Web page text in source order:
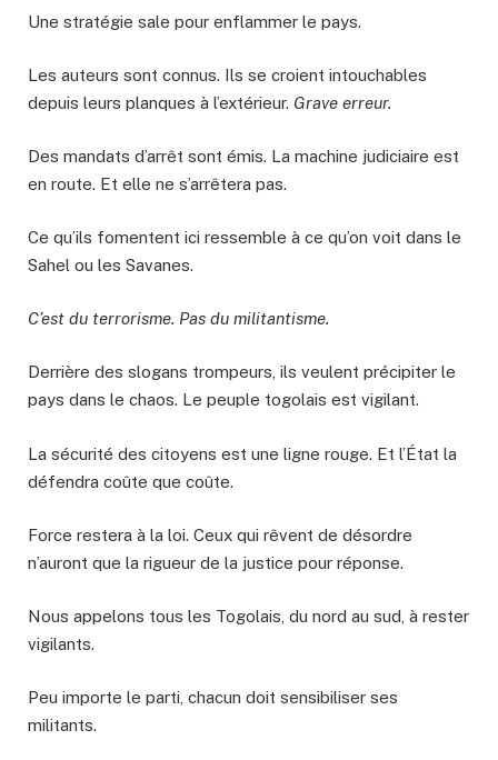
Une stratégie sale pour enflammer le pays.
Les auteurs sont connus. Ils se croient intouchables
depuis leurs planques à l’extérieur. Grave erreur.
Des mandats d’arrêt sont émis. La machine judiciaire est
en route. Et elle ne s’arrêtera pas.
Ce qu’ils fomentent ici ressemble à ce qu’on voit dans le
Sahel ou les Savanes.
C’est du terrorisme. Pas du militantisme.
Derrière des slogans trompeurs, ils veulent précipiter le
pays dans le chaos. Le peuple togolais est vigilant.
La sécurité des citoyens est une ligne rouge. Et l’État la
défendra coûte que coûte.
Force restera à la loi. Ceux qui rêvent de désordre
n’auront que la rigueur de la justice pour réponse.
Nous appelons tous les Togolais, du nord au sud, à rester
vigilants.
Peu importe le parti, chacun doit sensibiliser ses
militants.